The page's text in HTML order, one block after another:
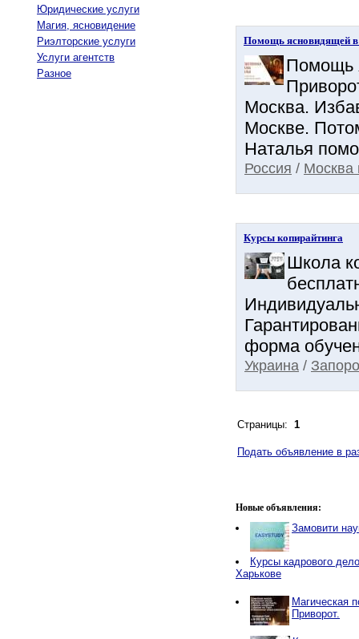
Юридические услуги
Магия, ясновидение
Риэлторские услуги
Услуги агентств
Разное
Помощь ясновидящей
Помощь
Москва.
Москве.
Наталья
Россия / Москва
Курсы копирайтинга
Школа
форма
Украина /
Страницы: 1
Подать объявление в
Новые объявления:
Замовити
Курсы кадрового
Харькове
Магическая
Приворот.